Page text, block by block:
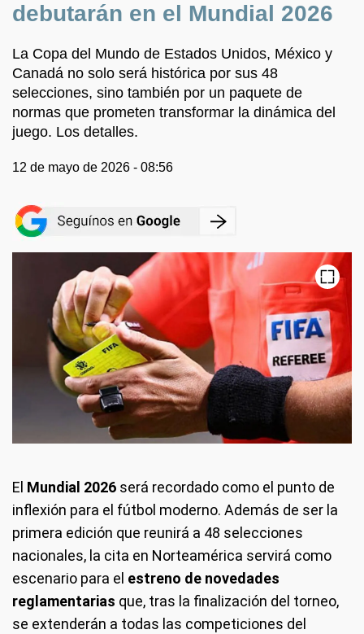
debutarán en el Mundial 2026
La Copa del Mundo de Estados Unidos, México y
Canadá no solo será histórica por sus 48
selecciones, sino también por un paquete de
normas que prometen transformar la dinámica del
juego. Los detalles.
12 de mayo de 2026 - 08:56
El Mundial 2026 será recordado como el punto de
inflexión para el fútbol moderno. Además de ser la
primera edición que reunirá a 48 selecciones
nacionales, la cita en Norteamérica servirá como
escenario para el estreno de novedades
reglamentarias que, tras la finalización del torneo,
se extenderán a todas las competiciones del